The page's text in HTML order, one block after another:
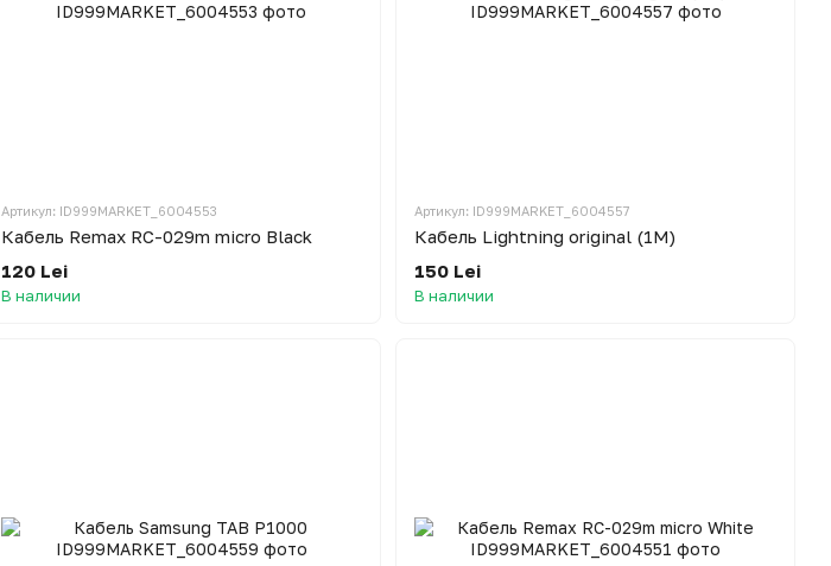
Артикул: ID999MARKET_6004553
Кабель Remax RC-029m micro Black
120 Lei
В наличии
Артикул: ID999MARKET_6004557
Кабель Lightning original (1M)
150 Lei
В наличии